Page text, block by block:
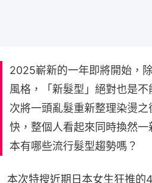
2025嶄新的一年即將開始，
風格，「新髮型」絕對也是
次將一頭亂髮重新整理染燙
快，整個人看起來同時換然
本有哪些流行髮型趨勢嗎？
本次特搜近期日本女生狂推的